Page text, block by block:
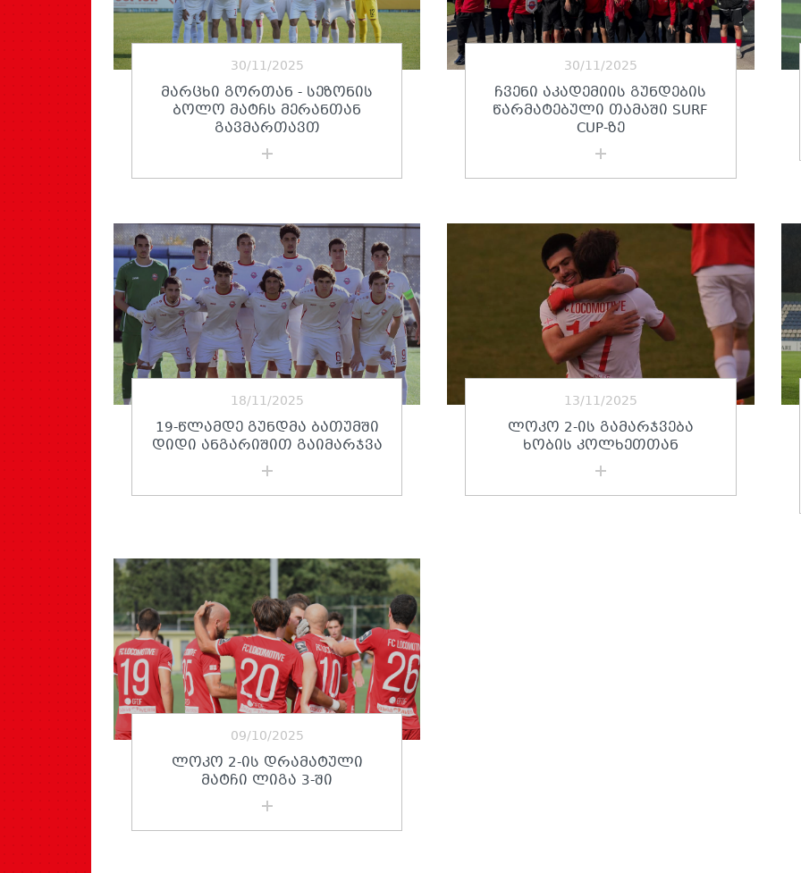
30/11/2025
ᲛᲐᲠᲪᲮᲘ ᲒᲝᲠᲗᲐᲜ - ᲡᲔᲖᲝᲜᲘᲡ
ᲑᲝᲚᲝ ᲛᲐᲢᲩᲡ ᲛᲔᲠᲐᲜᲗᲐᲜ
ᲒᲐᲕᲛᲐᲠᲗᲐᲕᲗ
30/11/2025
ᲩᲕᲔᲜᲘ ᲐᲙᲐᲓᲔᲛᲘᲘᲡ ᲒᲣᲜᲓᲔᲑᲘᲡ
ᲬᲐᲠᲛᲐᲢᲔᲑᲣᲚᲘ ᲗᲐᲛᲐᲨᲘ SURF
CUP-ᲖᲔ
18/11/2025
19-ᲬᲚᲐᲛᲓᲔ ᲒᲣᲜᲓᲛᲐ ᲑᲐᲗᲣᲛᲨᲘ
ᲓᲘᲓᲘ ᲐᲜᲒᲐᲠᲘᲨᲘᲗ ᲒᲐᲘᲛᲐᲠᲯᲕᲐ
13/11/2025
ᲚᲝᲙᲝ 2-ᲘᲡ ᲒᲐᲛᲐᲠᲯᲕᲔᲑᲐ
ᲮᲝᲑᲘᲡ ᲙᲝᲚᲮᲔᲗᲗᲐᲜ
09/10/2025
ᲚᲝᲙᲝ 2-ᲘᲡ ᲓᲠᲐᲛᲐᲢᲣᲚᲘ
ᲛᲐᲢᲩᲘ ᲚᲘᲒᲐ 3-ᲨᲘ